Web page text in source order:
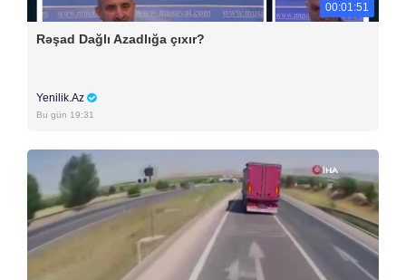
00:01:51
Rəşad Dağlı Azadlığa çıxır?
Yenilik.Az
Bu gün 19:31